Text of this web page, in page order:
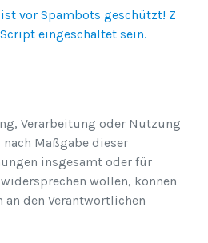
vor Spambots geschützt! Z
eingeschaltet sein.
Verarbeitung oder Nutzung
Maßgabe dieser
insgesamt oder für
wollen, können
an den Verantwortlichen